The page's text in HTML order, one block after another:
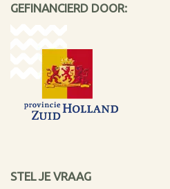
GEFINANCIERD DOOR:
STEL JE VRAAG